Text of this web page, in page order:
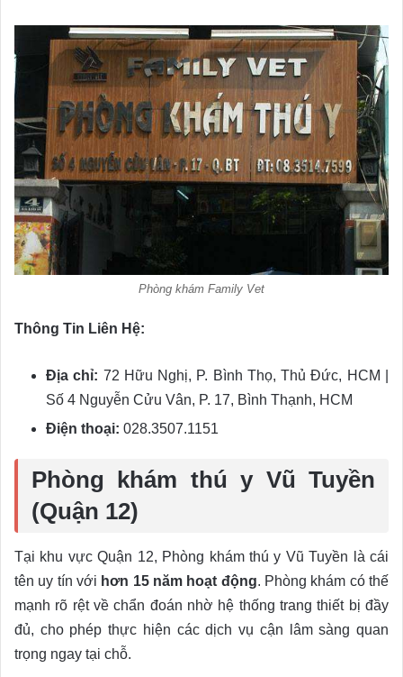
Phòng khám Family Vet
Thông Tin Liên Hệ:
Địa chỉ: 72 Hữu Nghị, P. Bình Thọ, Thủ Đức, HCM |
Số 4 Nguyễn Cửu Vân, P. 17, Bình Thạnh, HCM
Điện thoại: 028.3507.1151
Phòng khám thú y Vũ Tuyền
(Quận 12)
Tại khu vực Quận 12, Phòng khám thú y Vũ Tuyền là cái
tên uy tín với hơn 15 năm hoạt động. Phòng khám có thế
mạnh rõ rệt về chẩn đoán nhờ hệ thống trang thiết bị đầy
đủ, cho phép thực hiện các dịch vụ cận lâm sàng quan
trọng ngay tại chỗ.